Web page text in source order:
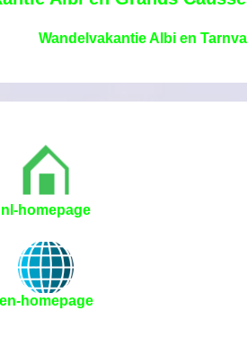
Wandelvakantie Albi en
nl-homepage
en-homepage